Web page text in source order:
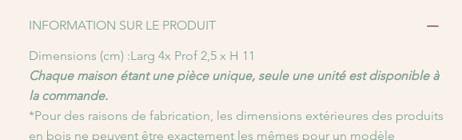
INFORMATION SUR LE PRODUIT
Dimensions (cm) :Larg 4x Prof 2,5 x H 11
Chaque maison étant une pièce unique, seule une unité est disponible à
la commande.
*Pour des raisons de fabrication, les dimensions extérieures des produits
en bois ne peuvent être exactement les mêmes pour un modèle